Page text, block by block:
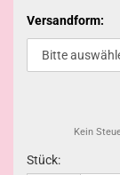
Versandform:
Kein
Stück: